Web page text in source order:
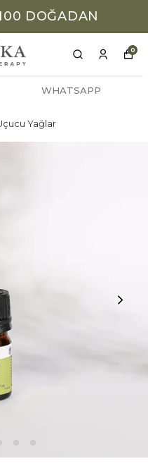
DOĞADAN
0
WHATSAPP
Yağlar